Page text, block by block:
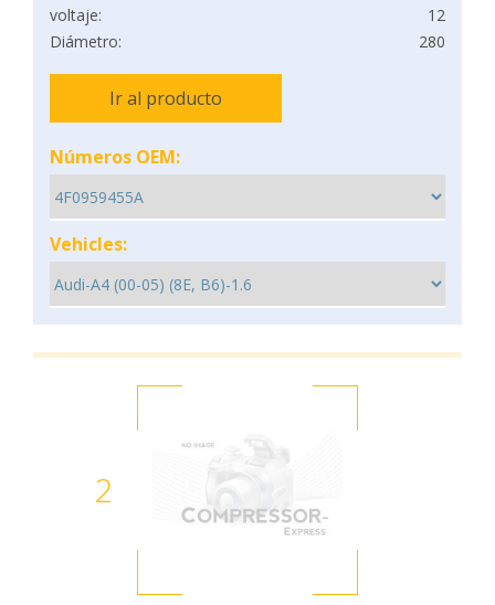
voltaje:
12
Diámetro:
280
Ir al producto
Números OEM:
Vehicles:
2